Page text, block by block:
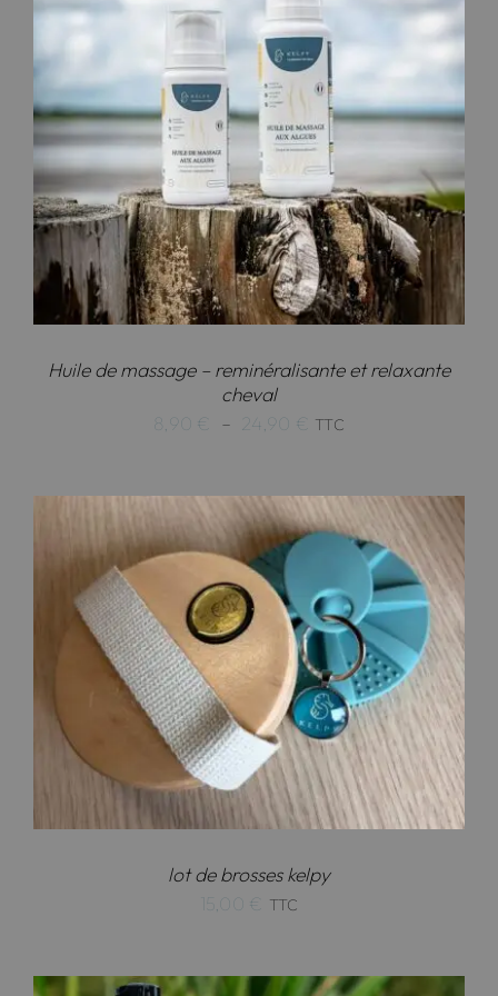
Huile de massage – reminéralisante et relaxante
cheval
8,90 € – 24,90 €
Plage
8,90 €
24,90 €
TTC
lot de brosses kelpy
€ TTC